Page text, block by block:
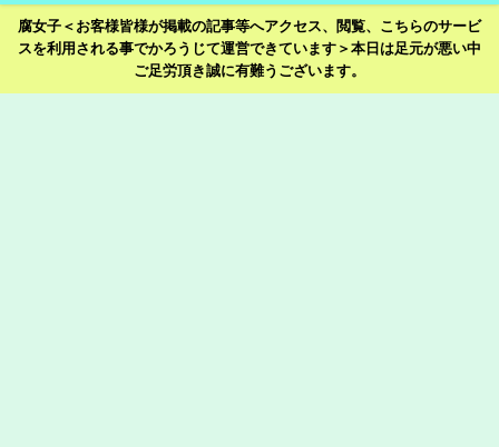
腐女子＜お客様皆様が掲載の記事等へアクセス、閲覧、こちらのサービ
スを利用される事でかろうじて運営できています＞本日は足元が悪い中
ご足労頂き誠に有難うございます。